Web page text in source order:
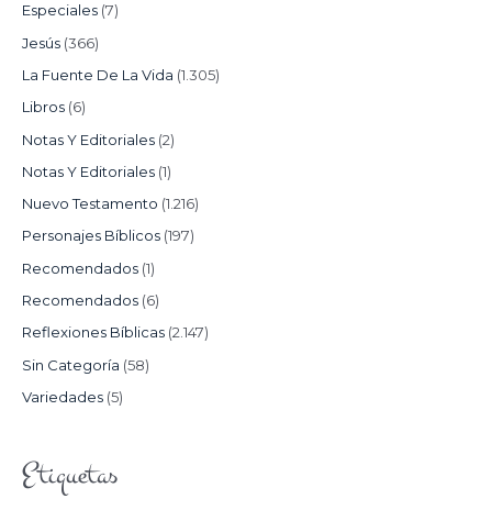
Especiales (7)
Jesús (366)
La Fuente De La Vida (1.305)
Libros (6)
Notas Y Editoriales (2)
Notas Y Editoriales (1)
Nuevo Testamento (1.216)
Personajes Bíblicos (197)
Recomendados (1)
Recomendados (6)
Reflexiones Bíblicas (2.147)
Sin Categoría (58)
Variedades (5)
Etiquetas